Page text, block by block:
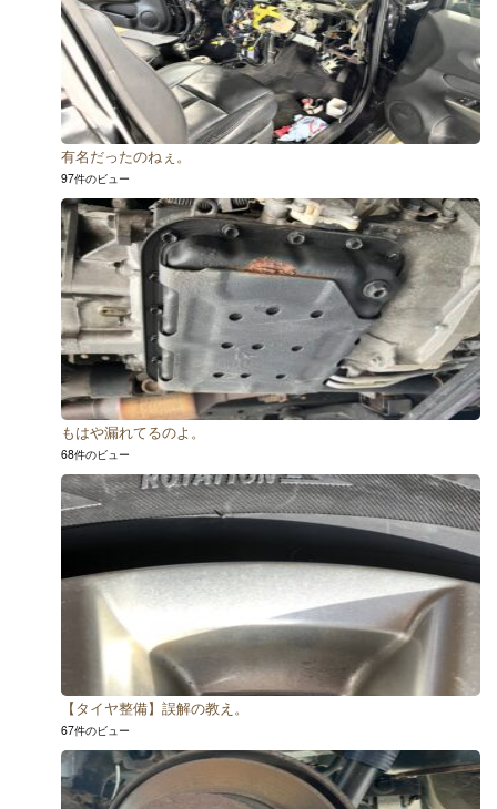
有名だったのねぇ。
97件のビュー
もはや漏れてるのよ。
68件のビュー
【タイヤ整備】誤解の教え。
67件のビュー